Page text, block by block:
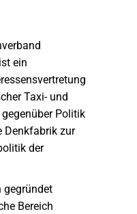
ein
Taxi- und
Politik
Denkfabrik zur
der
gegründet
Bereich